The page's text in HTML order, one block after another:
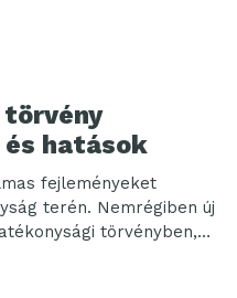
törvény
hatások
fejleményeket
terén. Nemrégiben új
törvényben,